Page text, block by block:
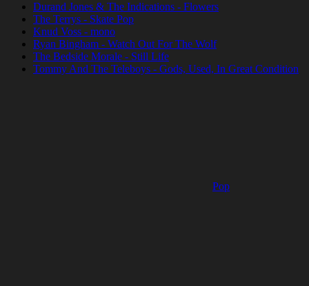
Durand Jones & The Indications - Flowers
The Terrys - Skate Pop
Knud Voss - mono
Ryan Bingham - Watch Out For The Wolf
The Bedside Morale - Still Life
Tommy And The Teleboys - Gods, Used, In Great Condition
Pop